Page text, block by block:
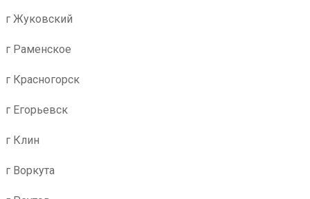
г Жуковский
г Раменское
г Красногорск
г Егорьевск
г Клин
г Воркута